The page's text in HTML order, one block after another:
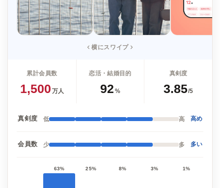
横にスワイプ
累計会員数
1,500 万人
恋活・結婚目的
92 %
真剣度
3.85/5
真剣度 低 高 高め
会員数 少 多 多い
63% 25% 8% 3% 1%